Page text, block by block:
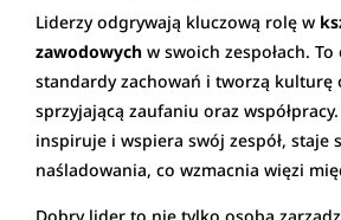
Liderzy odgrywają kluczową rolę w
zawodowych w swoich zespołach.
standardy zachowań i tworzą kulturę
sprzyjającą zaufaniu oraz
inspiruje i wspiera swój zespół, staje
naśladowania, co wzmacnia więzi